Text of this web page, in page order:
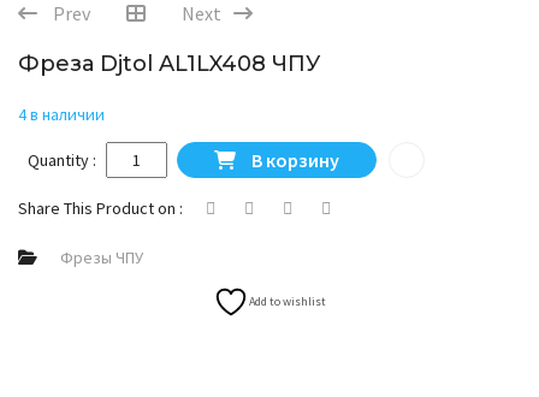
Prev Next
Фреза Djtol AL1LX408 ЧПУ
4 в наличии
Quantity : Количество товара Фреза Djtol AL1LX408 ЧПУ
В корзину
Share This Product on :
Фрезы ЧПУ
Add to wishlist